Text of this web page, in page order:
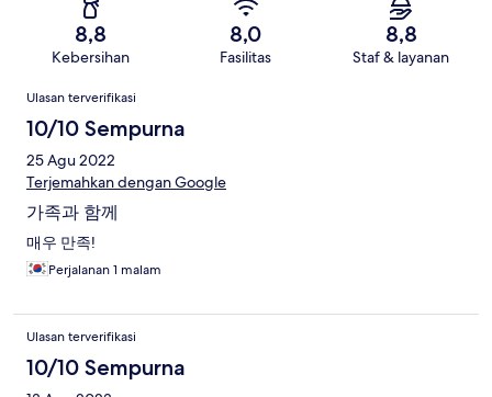
8,8
Kebersihan
8,0
Fasilitas
8,8
Staf & layanan
Ulasan
Ulasan terverifikasi
10/10 Sempurna
25 Agu 2022
Terjemahkan dengan Google
가족과 함께
매우 만족!
Perjalanan 1 malam
Ulasan terverifikasi
10/10 Sempurna